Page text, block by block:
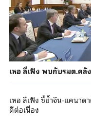
เหอ ลี่เฟิง พบกับรมต.คลั
เหอ ลี่เฟิง ชี้ย้ำจีน-แคนา
ดีต่อเนื่อง